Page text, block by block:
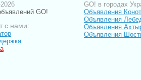
GO!
с нами:
GO! в городах
Объявления
Объявления
Объявления
Объявления